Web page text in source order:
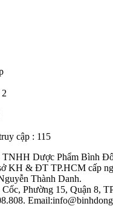
2
cập : 115
TNHH Dược Phẩm Bình
KH & ĐT TP.HCM cấp
Thành Danh.
Phường 15, Quận 8,